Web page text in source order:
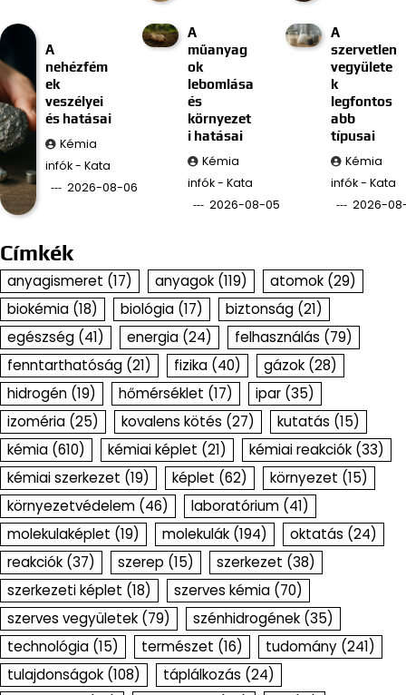
A
nehézfém
ek
veszélyei
és hatásai
Kémia
infók - Kata
2026-08-06
A
műanyag
ok
lebomlása
és
környezet
i hatásai
Kémia
infók - Kata
2026-08-05
A
szervetlen
vegyülete
k
legfontos
abb
típusai
Kémia
infók - Kata
2026-
Címkék
anyagismeret (17) anyagok (119) atomok (29)
biokémia (18) biológia (17) biztonság (21)
egészség (41) energia (24) felhasználás (79)
fenntarthatóság (21) fizika (40) gázok (28)
hidrogén (19) hőmérséklet (17) ipar (35)
izoméria (25) kovalens kötés (27) kutatás (15)
kémia (610) kémiai képlet (21) kémiai reakciók (33)
kémiai szerkezet (19) képlet (62) környezet (15)
környezetvédelem (46) laboratórium (41)
molekulaképlet (19) molekulák (194) oktatás (24)
reakciók (37) szerep (15) szerkezet (38)
szerkezeti képlet (18) szerves kémia (70)
szerves vegyületek (79) szénhidrogének (35)
technológia (15) természet (16) tudomány (241)
tulajdonságok (108) táplálkozás (24)